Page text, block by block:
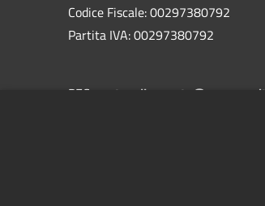
Codice Fiscale: 00297380792
Partita IVA: 00297380792
PEC:
protocollo.amato@asmepec.it